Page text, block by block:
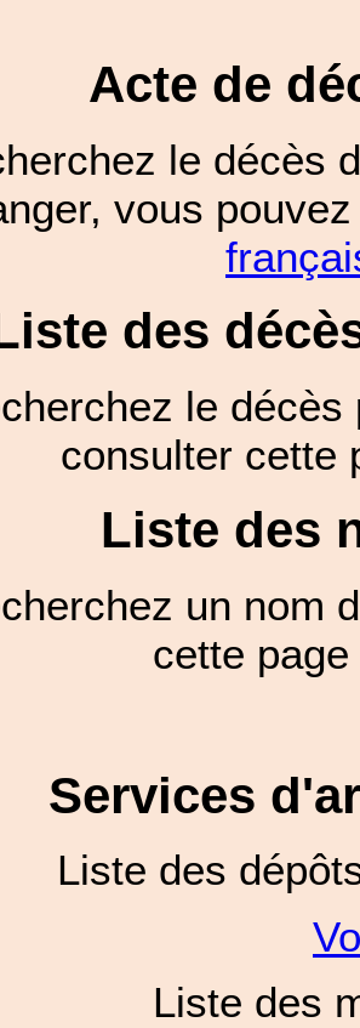
Acte de
le décès
vous
des
le
consulter
Liste des
un nom
cette
Services
Liste des
Liste des